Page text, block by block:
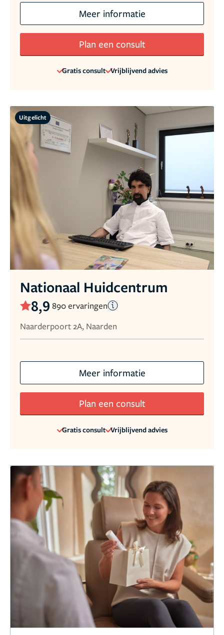
Meer informatie
Plan een consult
Gratis consult Vrijblijvend advies
Uitgelicht
Nationaal Huidcentrum
8,9 890 ervaringen
Naarderpoort 2A, Naarden
Meer informatie
Plan een consult
Gratis consult Vrijblijvend advies